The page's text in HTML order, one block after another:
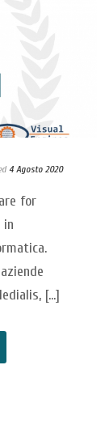
4 Agosto 2020
for
in
[...]